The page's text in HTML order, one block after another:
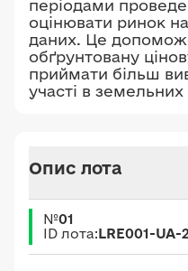
періодами
оцінювати ринок
даних. Це
обґрунтовану
приймати більш
участі в земельних
Опис лота
№01
ID лота:LRE001-UA-